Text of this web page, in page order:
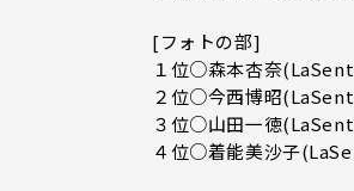
[フォトの部]
１位○森本杏奈
２位○今西博昭
３位○山田一徳
４位○着能美沙子